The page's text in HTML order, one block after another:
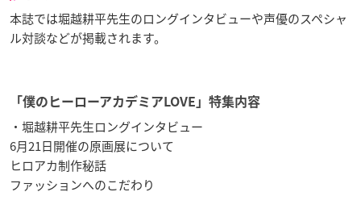
本誌では堀越耕平先生のロングインタビューや声優のスペシャ
ル対談などが掲載されます。
「僕のヒーローアカデミアLOVE」特集内容
・堀越耕平先生ロングインタビュー
6月21日開催の原画展について
ヒロアカ制作秘話
ファッションへのこだわり